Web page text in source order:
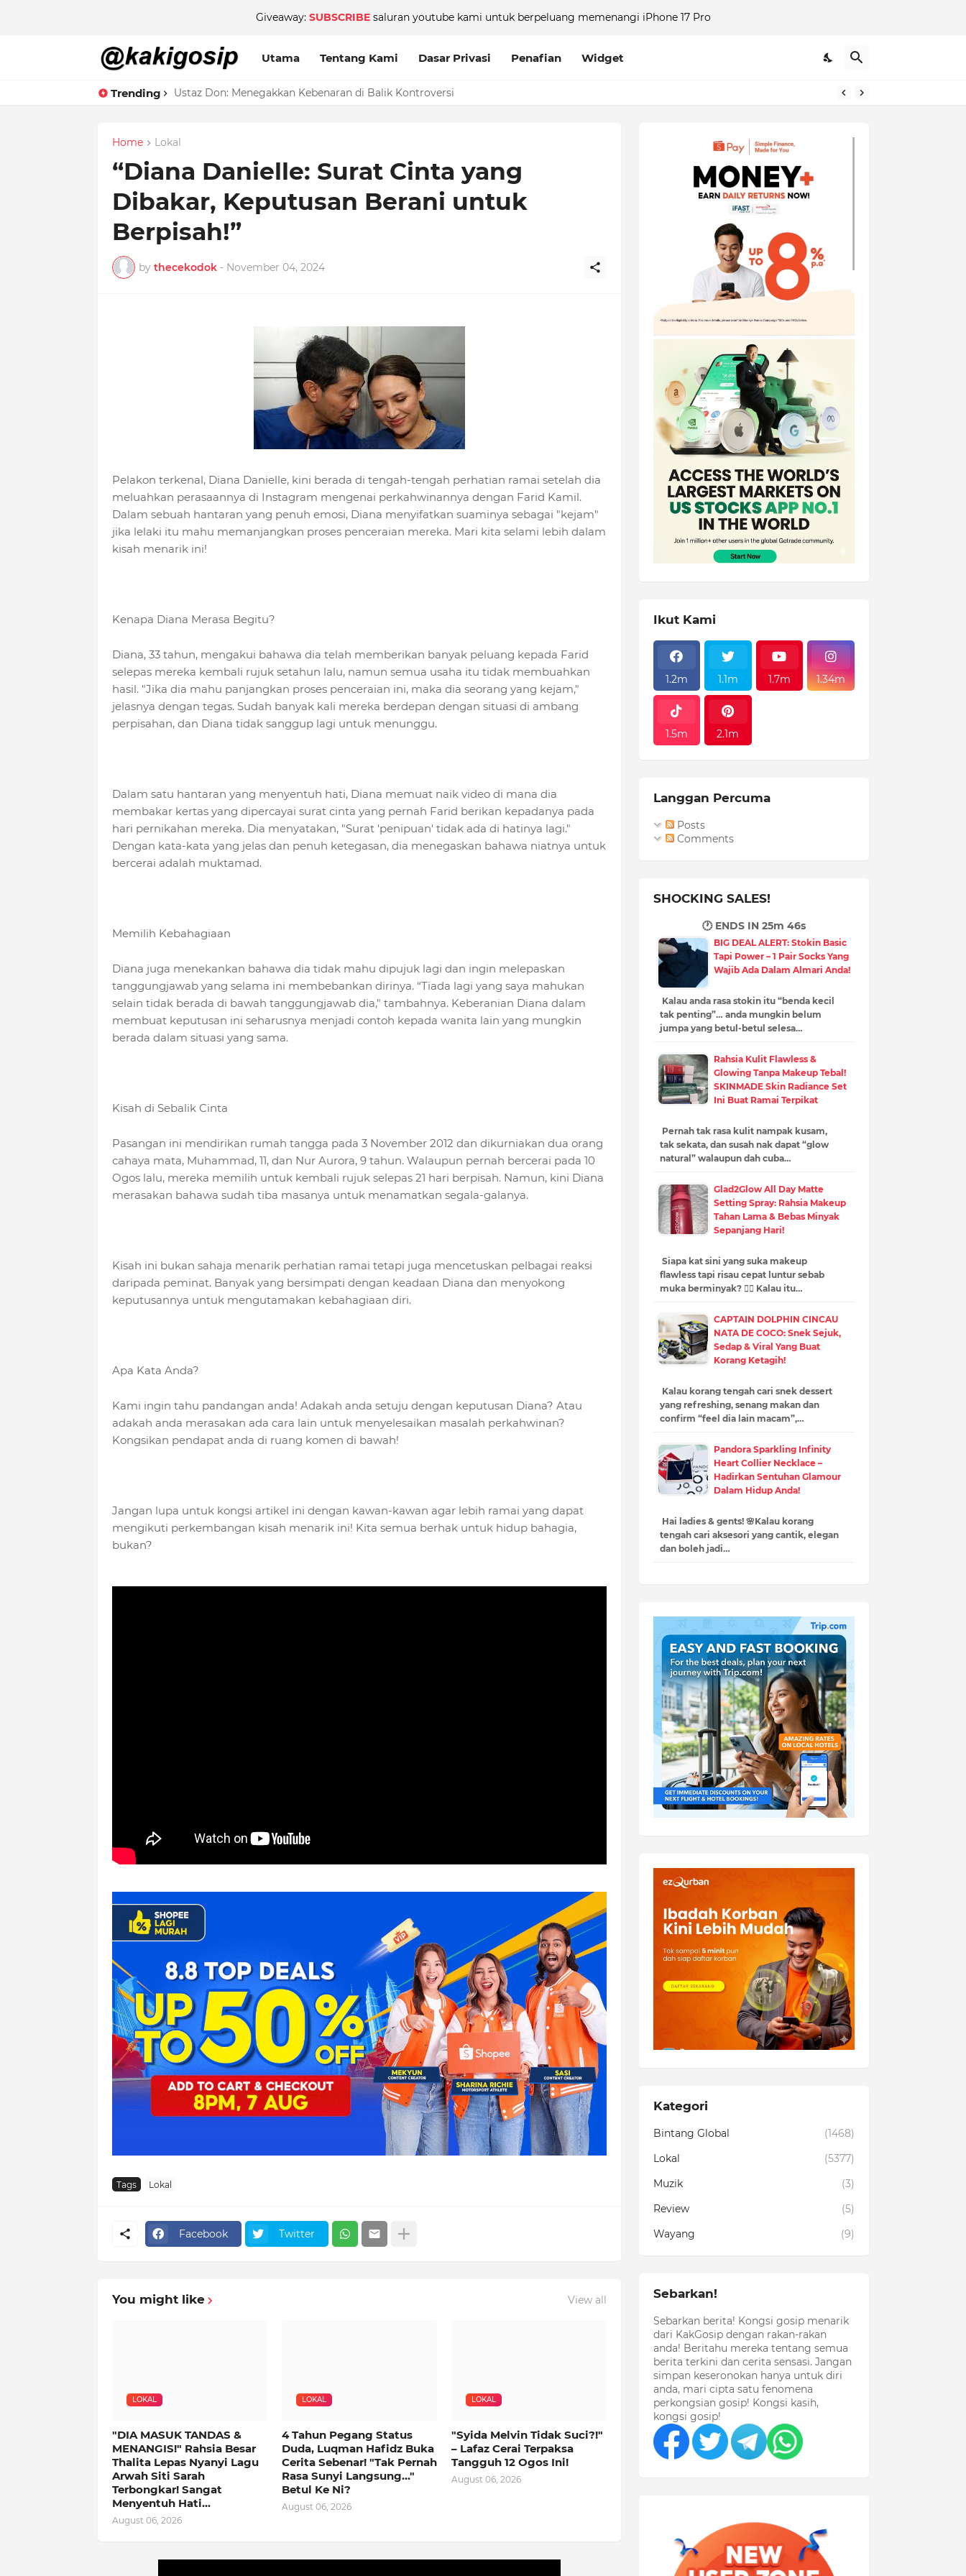
Giveaway: SUBSCRIBEsaluran youtube kami untuk berpeluang memenangi iPhone 17 Pro
Utama Tentang Kami Dasar Privasi Penafian Widget
Trending Ustaz Don: Menegakkan Kebenaran di Balik Kontroversi
Home Lokal
“Diana Danielle: Surat Cinta yang
Dibakar, Keputusan Berani untuk
Berpisah!”
by thecekodok - November 04, 2024
Pelakon terkenal, Diana Danielle, kini berada di tengah-tengah perhatian ramai setelah dia
meluahkan perasaannya di Instagram mengenai perkahwinannya dengan Farid Kamil.
Dalam sebuah hantaran yang penuh emosi, Diana menyifatkan suaminya sebagai "kejam"
jika lelaki itu mahu memanjangkan proses penceraian mereka. Mari kita selami lebih dalam
kisah menarik ini!
Kenapa Diana Merasa Begitu?
Diana, 33 tahun, mengakui bahawa dia telah memberikan banyak peluang kepada Farid
selepas mereka kembali rujuk setahun lalu, namun semua usaha itu tidak membuahkan
hasil. "Jika dia mahu panjangkan proses penceraian ini, maka dia seorang yang kejam,"
jelasnya dengan tegas. Sudah banyak kali mereka berdepan dengan situasi di ambang
perpisahan, dan Diana tidak sanggup lagi untuk menunggu.
Dalam satu hantaran yang menyentuh hati, Diana memuat naik video di mana dia
membakar kertas yang dipercayai surat cinta yang pernah Farid berikan kepadanya pada
hari pernikahan mereka. Dia menyatakan, "Surat 'penipuan' tidak ada di hatinya lagi."
Dengan kata-kata yang jelas dan penuh ketegasan, dia menegaskan bahawa niatnya untuk
bercerai adalah muktamad.
Memilih Kebahagiaan
Diana juga menekankan bahawa dia tidak mahu dipujuk lagi dan ingin melepaskan
tanggungjawab yang selama ini membebankan dirinya. “Tiada lagi yang saya mahukan
selain tidak berada di bawah tanggungjawab dia," tambahnya. Keberanian Diana dalam
membuat keputusan ini seharusnya menjadi contoh kepada wanita lain yang mungkin
berada dalam situasi yang sama.
Kisah di Sebalik Cinta
Pasangan ini mendirikan rumah tangga pada 3 November 2012 dan dikurniakan dua orang
cahaya mata, Muhammad, 11, dan Nur Aurora, 9 tahun. Walaupun pernah bercerai pada 10
Ogos lalu, mereka memilih untuk kembali rujuk selepas 21 hari berpisah. Namun, kini Diana
merasakan bahawa sudah tiba masanya untuk menamatkan segala-galanya.
Kisah ini bukan sahaja menarik perhatian ramai tetapi juga mencetuskan pelbagai reaksi
daripada peminat. Banyak yang bersimpati dengan keadaan Diana dan menyokong
keputusannya untuk mengutamakan kebahagiaan diri.
Apa Kata Anda?
Kami ingin tahu pandangan anda! Adakah anda setuju dengan keputusan Diana? Atau
adakah anda merasakan ada cara lain untuk menyelesaikan masalah perkahwinan?
Kongsikan pendapat anda di ruang komen di bawah!
Jangan lupa untuk kongsi artikel ini dengan kawan-kawan agar lebih ramai yang dapat
mengikuti perkembangan kisah menarik ini! Kita semua berhak untuk hidup bahagia,
bukan?
Tags Lokal
Facebook Twitter
You might like View all
LOKAL
"DIA MASUK TANDAS &
MENANGIS!" Rahsia Besar
Thalita Lepas Nyanyi Lagu
Arwah Siti Sarah
Terbongkar! Sangat
Menyentuh Hati...
August 06, 2026
LOKAL
4 Tahun Pegang Status
Duda, Luqman Hafidz Buka
Cerita Sebenar! "Tak Pernah
Rasa Sunyi Langsung..."
Betul Ke Ni?
August 06, 2026
LOKAL
"Syida Melvin Tidak Suci?!"
– Lafaz Cerai Terpaksa
Tangguh 12 Ogos Ini!
August 06, 2026
Ikut Kami
1.2m 1.1m 1.7m 1.34m
1.5m 2.1m
Langgan Percuma
Posts
Comments
SHOCKING SALES!
🕐 ENDS IN 25m 45s
BIG DEAL ALERT: Stokin Basic
Tapi Power – 1 Pair Socks Yang
Wajib Ada Dalam Almari Anda!
Kalau anda rasa stokin itu “benda kecil
tak penting”… anda mungkin belum
jumpa yang betul-betul selesa…
Rahsia Kulit Flawless &
Glowing Tanpa Makeup Tebal!
SKINMADE Skin Radiance Set
Ini Buat Ramai Terpikat
Pernah tak rasa kulit nampak kusam,
tak sekata, dan susah nak dapat “glow
natural” walaupun dah cuba…
Glad2Glow All Day Matte
Setting Spray: Rahsia Makeup
Tahan Lama & Bebas Minyak
Sepanjang Hari!
Siapa kat sini yang suka makeup
flawless tapi risau cepat luntur sebab
muka berminyak? 🙋‍♀️ Kalau itu…
CAPTAIN DOLPHIN CINCAU
NATA DE COCO: Snek Sejuk,
Sedap & Viral Yang Buat
Korang Ketagih!
Kalau korang tengah cari snek dessert
yang refreshing, senang makan dan
confirm “feel dia lain macam”,…
Pandora Sparkling Infinity
Heart Collier Necklace –
Hadirkan Sentuhan Glamour
Dalam Hidup Anda!
Hai ladies & gents! 🌸Kalau korang
tengah cari aksesori yang cantik, elegan
dan boleh jadi…
Kategori
Bintang Global
(1468)
Lokal
(5377)
Muzik
(3)
Review
(5)
Wayang
(9)
Sebarkan!
Sebarkan berita! Kongsi gosip menarik
dari KakGosip dengan rakan-rakan
anda! Beritahu mereka tentang semua
berita terkini dan cerita sensasi. Jangan
simpan keseronokan hanya untuk diri
anda, mari cipta satu fenomena
perkongsian gosip! Kongsi kasih,
kongsi gosip!